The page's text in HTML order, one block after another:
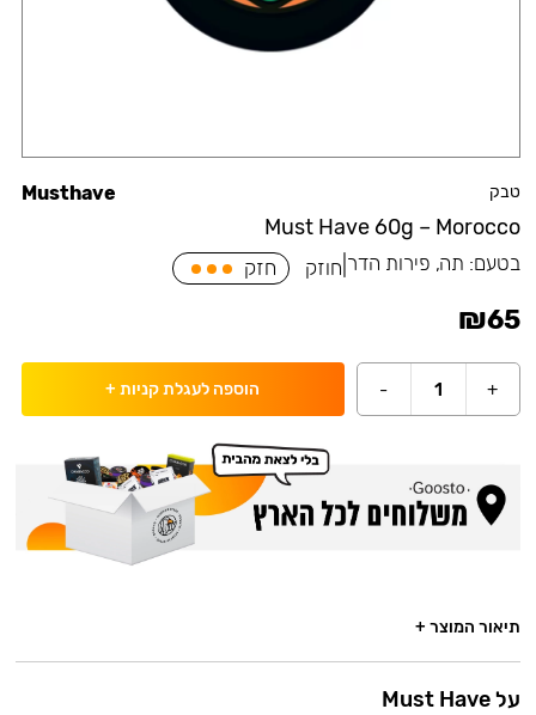
טבק
Must Have 60g – Morocco
Musthave
בטעם: תה, פירות הדר חוזק חזק
₪65
+
1
- הוספה לעגלת קניות +
תיאור המוצר +
על Must Have